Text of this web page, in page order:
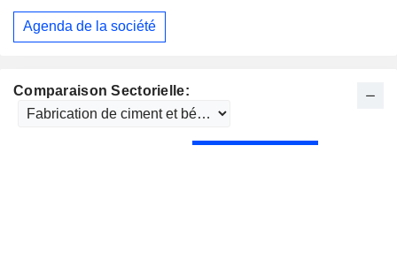
Comparaison Sectorielle:
Agenda de la société